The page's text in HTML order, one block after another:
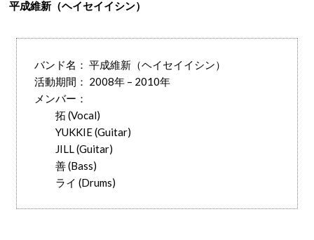
平成維新（ヘイセイイシン）
バンド名： 平成維新（ヘイセイイシン）
活動期間： 2008年 – 2010年
メンバー：
拓 (Vocal)
YUKKIE (Guitar)
JILL (Guitar)
善 (Bass)
ライ (Drums)